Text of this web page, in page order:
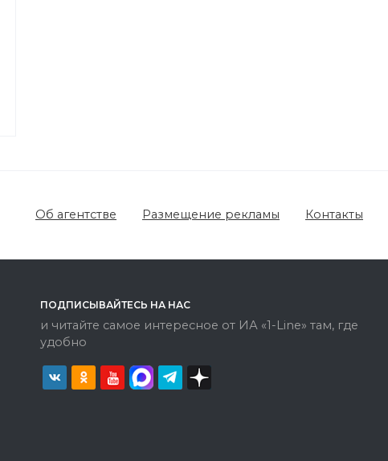
Об агентстве Размещение рекламы Контакты
ПОДПИСЫВАЙТЕСЬ НА НАС
и читайте самое интересное от ИА «1-Line» там, где
удобно